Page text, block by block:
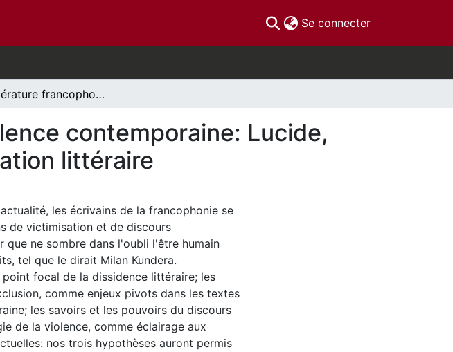
Se connecter(current)
La littérature francophone sur la violence contemporaine: Lucide, démystificatrice et essentielle médiation littéraire
contemporaine: Lucide,
littéraire
les écrivains de la francophonie se
de victimisation et de discours
que ne sombre dans l'oubli l'être humain
tel que le dirait Milan Kundera.
focal de la dissidence littéraire; les
comme enjeux pivots dans les textes
les savoirs et les pouvoirs du discours
de la violence, comme éclairage aux
nos trois hypothèses auront permis